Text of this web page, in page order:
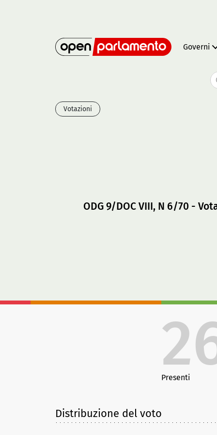
Governi
Votazioni
ODG 9/DOC VIII, N 6/70 -
Presenti
Distribuzione del voto